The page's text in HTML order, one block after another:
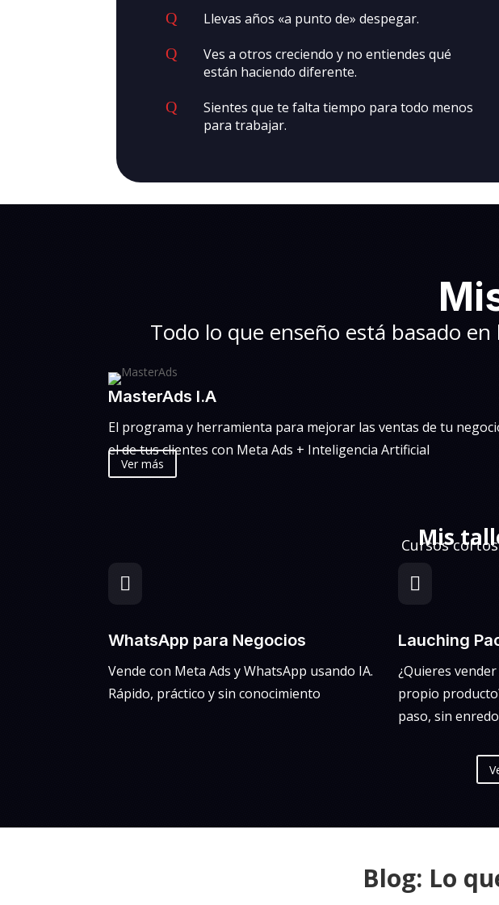
Q
Llevas años «a punto de» despegar.
Q
Ves a otros creciendo y no entiendes qué
están haciendo diferente.
Q
Sientes que te falta tiempo para todo menos
para trabajar.
Todo lo que enseño está basado
MasterAds I.A
El programa y herramienta para mejorar las ventas de tu
el de tus clientes con Meta Ads + Inteligencia Artificial
Ver más
Mis
Cursos

WhatsApp para Negocios
Vende con Meta Ads y WhatsApp usando IA.
Rápido, práctico y sin conocimiento

Lauching
¿Quieres
propio
paso, sin
Blog: Lo